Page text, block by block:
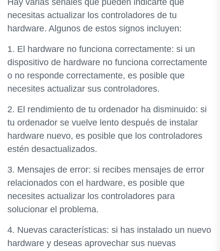
Hay varias señales que pueden indicarte que
necesitas actualizar los controladores de tu
hardware. Algunos de estos signos incluyen:
1. El hardware no funciona correctamente: si un
dispositivo de hardware no funciona correctamente
o no responde correctamente, es posible que
necesites actualizar sus controladores.
2. El rendimiento de tu ordenador ha disminuido: si
tu ordenador se vuelve lento después de instalar
hardware nuevo, es posible que los controladores
estén desactualizados.
3. Mensajes de error: si recibes mensajes de error
relacionados con el hardware, es posible que
necesites actualizar los controladores para
solucionar el problema.
4. Nuevas características: si has instalado un nuevo
hardware y deseas aprovechar sus nuevas